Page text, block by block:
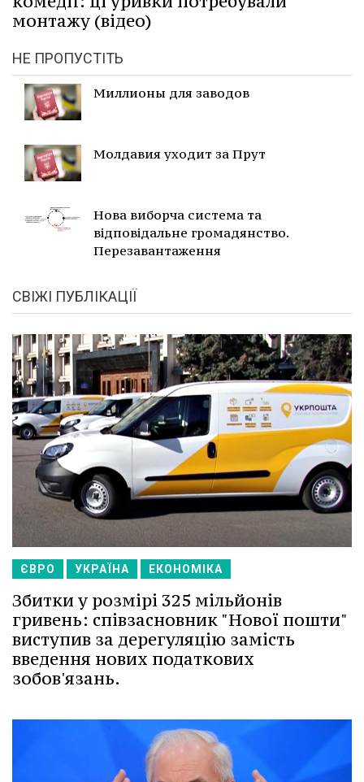
монтажу (відео)
НЕ ПРОПУСТІТЬ
Миллионы для заводов
Молдавия уходит за Прут
Нова виборча система та
відповідальне громадянство.
Перезавантаження
СВІЖІ ПУБЛІКАЦІЇ
ЄВРО УКРАЇНА ЕКОНОМІКА
Збитки у розмірі 325 мільйонів
гривень: співзасновник "Нової пошти"
виступив за дерегуляцію замість
введення нових податкових
зобов'язань.